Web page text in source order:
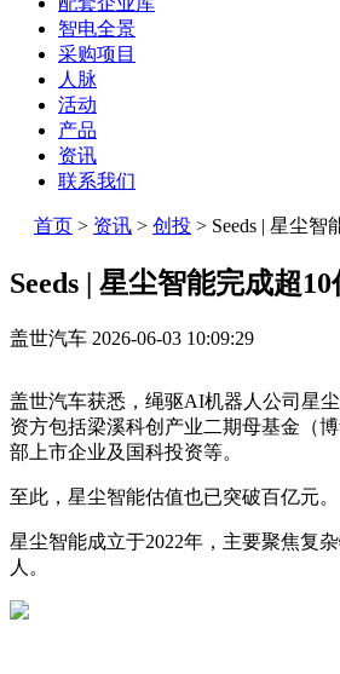
智电全景
采购项目
人脉
活动
产品
资讯
联系我们
首页 > 资讯 > 创投 > Seeds | 星尘
Seeds | 星尘智能完成超
盖世汽车 2026-06-03 10:09:29
盖世汽车获悉，绳驱AI机器人公司星
资方包括梁溪科创产业二期母基金（
部上市企业及国科投资等。
至此，星尘智能估值也已突破百亿元。
星尘智能成立于2022年，主要聚焦复
人。